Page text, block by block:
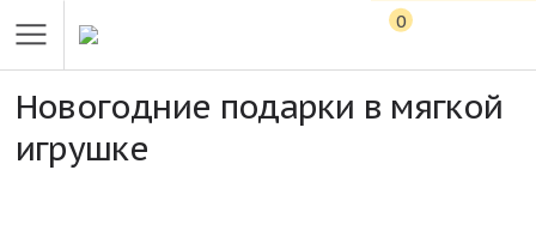
0
Новогодние подарки в мягкой
игрушке